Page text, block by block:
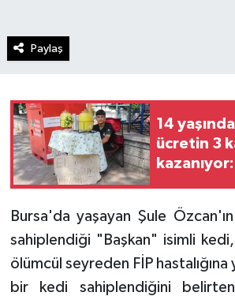
Paylaş
14
ücretin 3
Bursa'da yaşayan Şule
sahiplendiği "Başkan" isimli
ölümcül seyreden FİP hastalığına
bir kedi sahiplendiğini